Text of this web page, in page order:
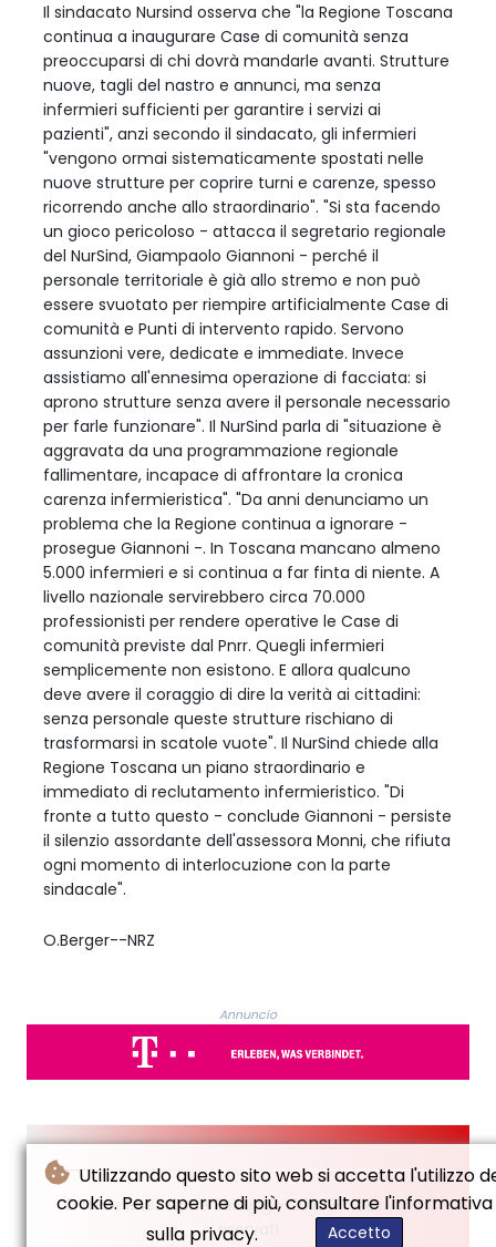
Utilizzando questo sito web si accetta l'utilizzo
cookie. Per saperne di più, consultare l'informativa
sulla privacy.
Accetto
Il sindacato Nursind osserva che "la Regione Toscana
continua a inaugurare Case di comunità senza
preoccuparsi di chi dovrà mandarle avanti. Strutture
nuove, tagli del nastro e annunci, ma senza
infermieri sufficienti per garantire i servizi ai
pazienti", anzi secondo il sindacato, gli infermieri
"vengono ormai sistematicamente spostati nelle
nuove strutture per coprire turni e carenze, spesso
ricorrendo anche allo straordinario". "Si sta facendo
un gioco pericoloso - attacca il segretario regionale
del NurSind, Giampaolo Giannoni - perché il
personale territoriale è già allo stremo e non può
essere svuotato per riempire artificialmente Case di
comunità e Punti di intervento rapido. Servono
assunzioni vere, dedicate e immediate. Invece
assistiamo all'ennesima operazione di facciata: si
aprono strutture senza avere il personale necessario
per farle funzionare". Il NurSind parla di "situazione è
aggravata da una programmazione regionale
fallimentare, incapace di affrontare la cronica
carenza infermieristica". "Da anni denunciamo un
problema che la Regione continua a ignorare -
prosegue Giannoni -. In Toscana mancano almeno
5.000 infermieri e si continua a far finta di niente. A
livello nazionale servirebbero circa 70.000
professionisti per rendere operative le Case di
comunità previste dal Pnrr. Quegli infermieri
semplicemente non esistono. E allora qualcuno
deve avere il coraggio di dire la verità ai cittadini:
senza personale queste strutture rischiano di
trasformarsi in scatole vuote". Il NurSind chiede alla
Regione Toscana un piano straordinario e
immediato di reclutamento infermieristico. "Di
fronte a tutto questo - conclude Giannoni - persiste
il silenzio assordante dell'assessora Monni, che rifiuta
ogni momento di interlocuzione con la parte
sindacale".
O.Berger--NRZ
Annuncio
© Neue Rheinische Zeitung - 2026 - Tutti i diritti
riservati